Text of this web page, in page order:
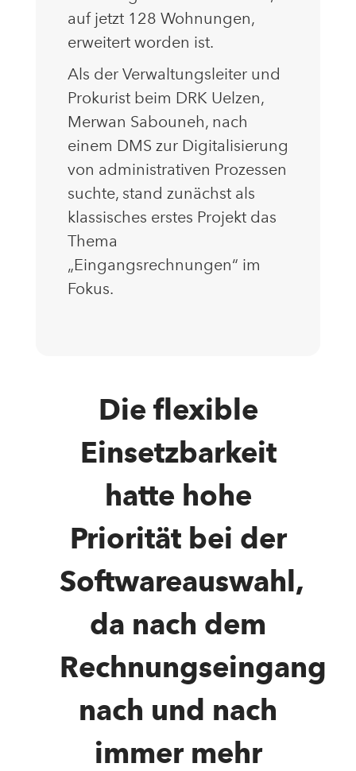
auf jetzt 128 Wohnungen,
erweitert worden ist.
Als der Verwaltungsleiter und
Prokurist beim DRK Uelzen,
Merwan Sabouneh, nach
einem DMS zur Digitalisierung
von administrativen Prozessen
suchte, stand zunächst als
klassisches erstes Projekt das
Thema
„Eingangsrechnungen“ im
Fokus.
Die flexible
Einsetzbarkeit
hatte hohe
Priorität bei der
Softwareauswahl,
da nach dem
Rechnungseingang
nach und nach
immer mehr